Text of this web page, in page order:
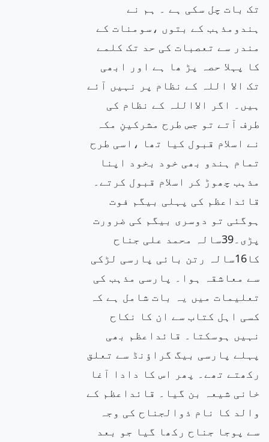
تک بات چل سکی ہے ۔ ہم نے
ہندومذہب کے بتوں ،سومنات کے
مندر سے تعصبات کی حد تک کلمے
کا پہلا حصہ پڑ ھا ہے اور ابھی
تک الا اللہ کے نظام پر نہیں آئے
ہیں۔ اگر الااللہ کے نظام کی
طرف آتے تو جس طرح مشرکینِ مکہ
نے اسلام قبول کیا تھا ،اسی طرح
تمام ہندو بھی خود بخود اپنا
مذہب چھوڑ کر اسلام قبول کرتے۔
قائداعظم کی پہلی بیگم فوت
ہوگئی تو دوسری بیگم کی ضرورت
پڑی۔39سالہ محمد علی جناح
کا16سالہ رتن بائی پارسی لڑکی
سے معاشقہ ہوا۔ پارسی مذہب کی
تعلیمات میں یہ بات شامل ہے کہ
کسی اہل کتاب سے ان کا نکاح
نہیں ہوسکتا۔ قائداعظم بھی
پہلے پارسی بیگ گراؤنڈ سے تعلق
رکھتے تھے۔ پھر اس کا دادا آغا
خانی شیعہ بن گیا۔ قائداعظم کے
والد کا نام ذوالجناح کی وجہ
سے پوجا جناح رکھا گیا جو بعد